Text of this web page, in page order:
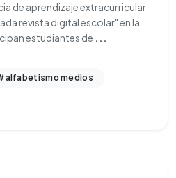
de aprendizaje extracurricular
revista digital escolar" en la
estudiantes de ...
medios